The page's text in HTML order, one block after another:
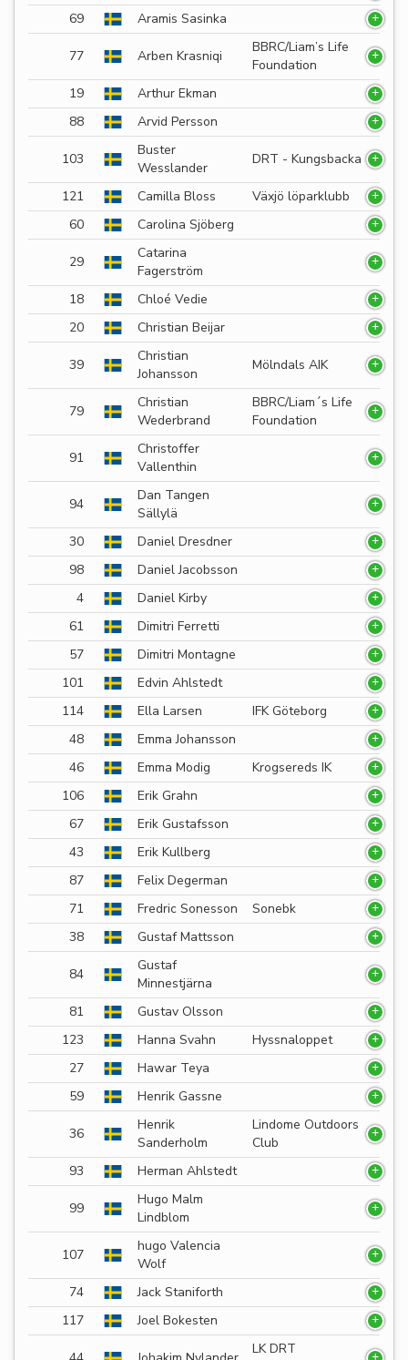
69
Aramis Sasinka
77 Arben Krasniqi
BBRC/Liam’s Life
Foundation
19
Arthur Ekman
88
Arvid Persson
103
Buster
Wesslander
DRT - Kungsbacka
121 Camilla Bloss
Växjö löparklubb
60
Carolina Sjöberg
29
Catarina
Fagerström
18
Chloé Vedie
20
Christian Beijar
39
Christian
Johansson
Mölndals AIK
79
Christian
Wederbrand
BBRC/Liam´s Life
Foundation
91
Christoffer
Vallenthin
94
Dan Tangen
Sällylä
30
Daniel Dresdner
98
Daniel Jacobsson
4
Daniel Kirby
61
Dimitri Ferretti
57
Dimitri Montagne
101
Edvin Ahlstedt
114
Ella Larsen
IFK Göteborg
48
Emma Johansson
46
Emma Modig
Krogsereds IK
106
Erik Grahn
67
Erik Gustafsson
43
Erik Kullberg
87
Felix Degerman
71
Fredric Sonesson
Sonebk
38
Gustaf Mattsson
84
Gustaf
Minnestjärna
81
Gustav Olsson
123
Hanna Svahn
Hyssnaloppet
27
Hawar Teya
59
Henrik Gassne
36
Henrik
Sanderholm
Lindome Outdoors
Club
93
Herman Ahlstedt
99
Hugo Malm
Lindblom
107
hugo Valencia
Wolf
74
Jack Staniforth
117
Joel Bokesten
LK DRT